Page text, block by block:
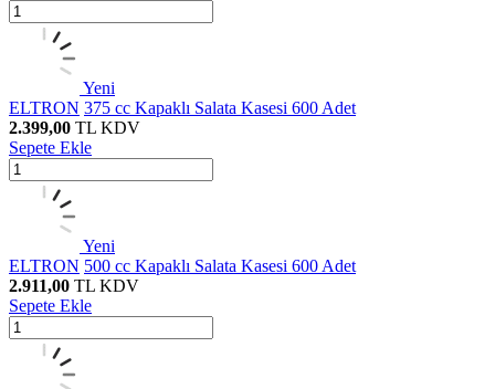
Yeni
ELTRON 375 cc Kapaklı Salata Kasesi 600 Adet
2.399,00 TL KDV
Sepete Ekle
Yeni
ELTRON 500 cc Kapaklı Salata Kasesi 600 Adet
2.911,00 TL KDV
Sepete Ekle